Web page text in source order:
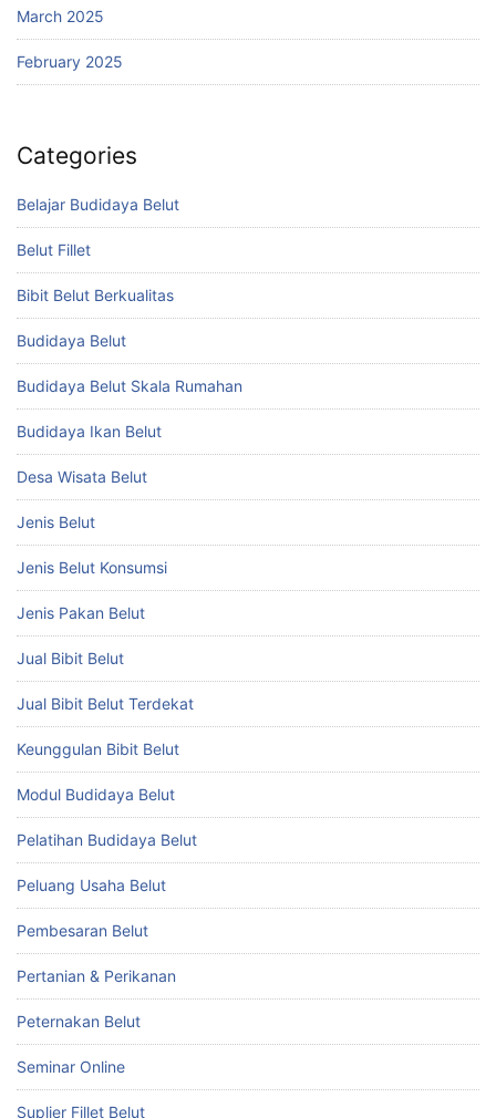
March 2025
February 2025
Categories
Belajar Budidaya Belut
Belut Fillet
Bibit Belut Berkualitas
Budidaya Belut
Budidaya Belut Skala Rumahan
Budidaya Ikan Belut
Desa Wisata Belut
Jenis Belut
Jenis Belut Konsumsi
Jenis Pakan Belut
Jual Bibit Belut
Jual Bibit Belut Terdekat
Keunggulan Bibit Belut
Modul Budidaya Belut
Pelatihan Budidaya Belut
Peluang Usaha Belut
Pembesaran Belut
Pertanian & Perikanan
Peternakan Belut
Seminar Online
Suplier Fillet Belut